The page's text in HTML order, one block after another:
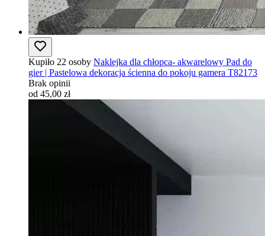
Kupiło 22 osoby Naklejka dla chłopca- akwarelowy Pad do
gier | Pastelowa dekoracja ścienna do pokoju gamera T82173
Brak opinii
od 45,00 zł